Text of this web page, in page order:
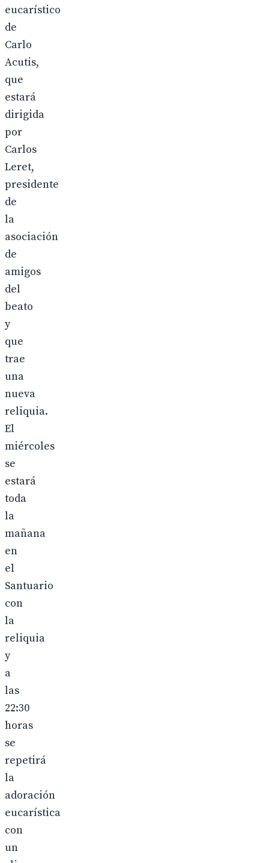
eucarístico
de
Carlo
Acutis,
que
estará
dirigida
por
Carlos
Leret,
presidente
de
la
asociación
de
amigos
del
beato
y
que
trae
una
nueva
reliquia.
El
miércoles
se
estará
toda
la
mañana
en
el
Santuario
con
la
reliquia
y
a
las
22:30
horas
se
repetirá
la
adoración
eucarística
con
un